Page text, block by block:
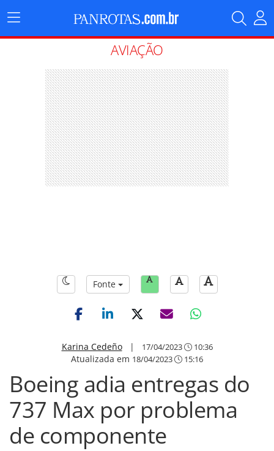
Menu
Principal
AVIAÇÃO
Fonte
Karina Cedeño| 17/04/2023 10:36
Atualizada em 18/04/2023 15:16
Boeing adia entregas do
737 Max por problema
de componente